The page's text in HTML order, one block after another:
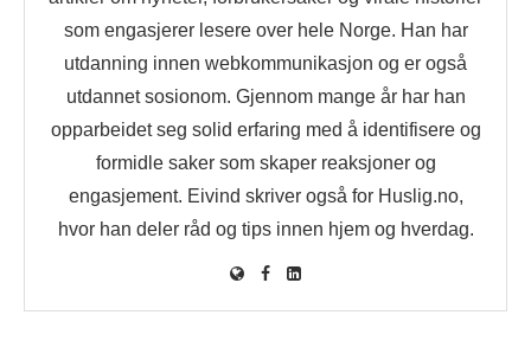
som engasjerer lesere over hele Norge. Han har
utdanning innen webkommunikasjon og er også
utdannet sosionom. Gjennom mange år har han
opparbeidet seg solid erfaring med å identifisere og
formidle saker som skaper reaksjoner og
engasjement. Eivind skriver også for Huslig.no,
hvor han deler råd og tips innen hjem og hverdag.